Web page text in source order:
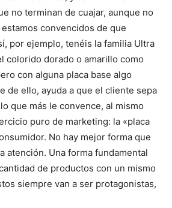
no terminan de cuajar, aunque no
convencidos de que
por ejemplo, tenéis la familia Ultra
colorido dorado o amarillo como
con alguna placa base algo
de ello, ayuda a que el cliente sepa
que más le convence, al mismo
puro de marketing: la «placa
No hay mejor forma que
atención. Una forma fundamental
de productos con un mismo
siempre van a ser protagonistas,